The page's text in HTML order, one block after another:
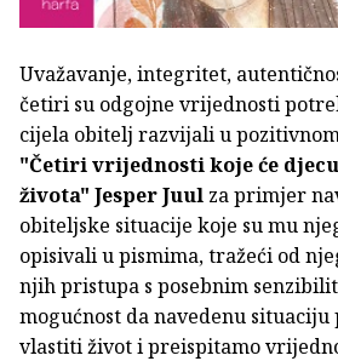
Uvažavanje, integritet,
četiri su odgojne vrijednosti
cijela obitelj razvijali u
"Četiri vrijednosti koje će
života" Jesper Juul za primjer
obiteljske situacije koje su mu
opisivali u pismima, tražeći od
njih pristupa s posebnim
mogućnost da navedenu
vlastiti život i preispitamo